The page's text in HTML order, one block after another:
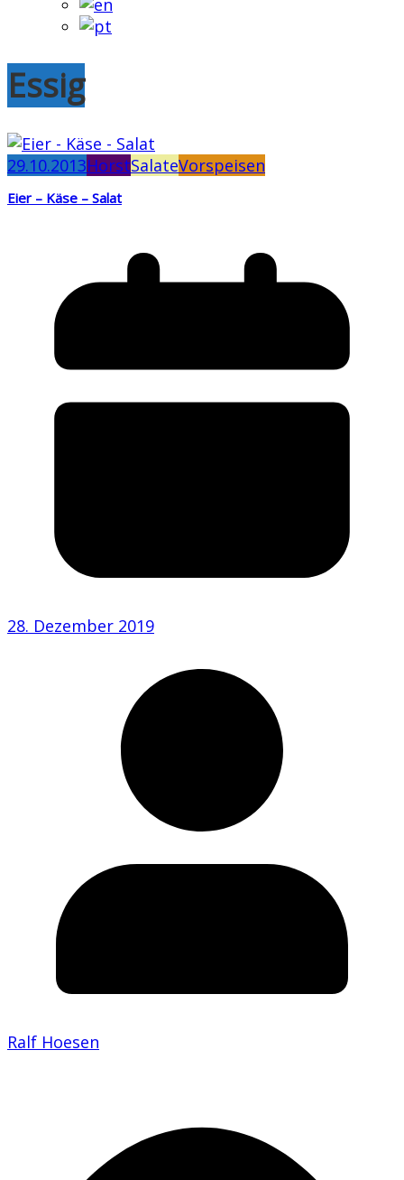
Essig
29.10.2013HorstSalateVorspeisen
Eier – Käse – Salat
28. Dezember 2019
Ralf Hoesen